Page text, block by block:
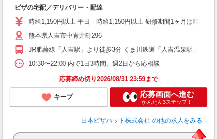
ピザの宅配／デリバリー・配達
時給1,150円以上 平日 時給1,150円以上 研修期間1ヶ月は時給
熊本県人吉市中青井町296
JR肥薩線「人吉駅」より徒歩3分 くま川鉄道「人吉温泉駅」より
10:30〜22:00 内で1日3時間、週2日から応相談
応募締め切り2026/08/31 23:59まで
キープ 応募画面へ進む
かんたん3ステップ！
日本ピザハット株式会社 の他の求人をみる